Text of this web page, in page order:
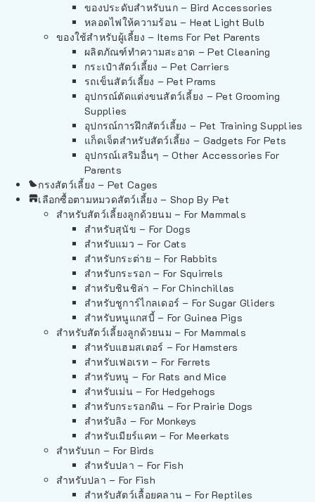
ของประดับสำหรับนก – Bird Accessories
หลอดไฟให้ความร้อน – Heat Light Bulb
ของใช้สำหรับผู้เลี้ยง – Items For Pet Parents
ผลิตภัณฑ์ทำความสะอาด – Pet Cleaning
กระเป๋าสัตว์เลี้ยง – Pet Carriers
รถเข็นสัตว์เลี้ยง – Pet Prams
อุปกรณ์ตัดแต่งขนสัตว์เลี้ยง – Pet Grooming
Supplies
อุปกรณ์การฝึกสัตว์เลี้ยง – Pet Training Supplies
แก็ดเจ็ตสำหรับสัตว์เลี้ยง – Gadgets For Pets
อุปกรณ์เสริมอื่นๆ – Other Accessories For
Parents
กรงสัตว์เลี้ยง – Pet Cages
เลือกซื้อตามหมวดสัตว์เลี้ยง – Shop By Pet
สำหรับสัตว์เลี้ยงลูกด้วยนม – For Mammals
สำหรับสุนัข – For Dogs
สำหรับแมว – For Cats
สำหรับกระต่าย – For Rabbits
สำหรับกระรอก – For Squirrels
สำหรับชินชิล่า – For Chinchillas
สำหรับชูการ์ไกลเดอร์ – For Sugar Gliders
สำหรับหนูแกสบี้ – For Guinea Pigs
สำหรับสัตว์เลี้ยงลูกด้วยนม – For Mammals
สำหรับแฮมสเตอร์ – For Hamsters
สำหรับเฟอเรท – For Ferrets
สำหรับหนู – For Rats and Mice
สำหรับเม่น – For Hedgehogs
สำหรับกระรอกดิน – For Prairie Dogs
สำหรับลิง – For Monkeys
สำหรับเมียร์แคท – For Meerkats
สำหรับนก – For Birds
สำหรับปลา – For Fish
สำหรับปลา – For Fish
สำหรับสัตว์เลื้อยคลาน – For Reptiles